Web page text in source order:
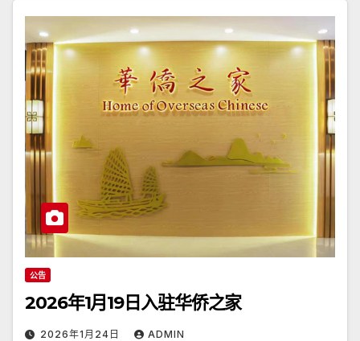
公告
2026年1月19日入驻华侨之家
2026年1月24日 ADMIN